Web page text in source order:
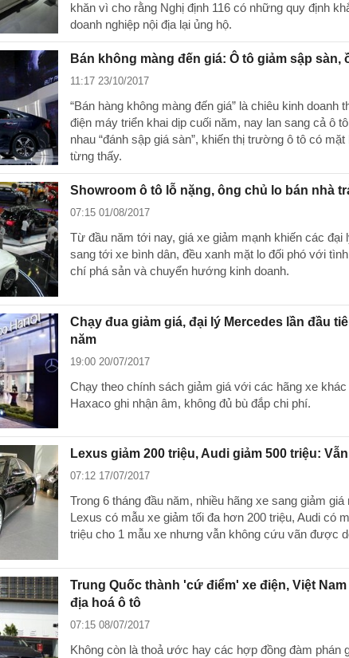
khăn vì cho rằng Nghị định 116 có những quy định
doanh nghiệp nội địa lại ủng hộ.
Bán không màng đến giá: Ô tô giảm sập sàn,
11:17 23/10/2017
“Bán hàng không màng đến giá” là chiêu kinh
điện máy triển khai dịp cuối năm, nay lan sang cả ô
nhau “đánh sập giá sàn”, khiến thị trường ô tô có
từng thấy.
Showroom ô tô lỗ nặng, ông chủ lo bán nhà
07:15 01/08/2017
Từ đầu năm tới nay, giá xe giảm mạnh khiến các đại
sang tới xe bình dân, đều xanh mặt lo đối phó với
chí phá sản và chuyển hướng kinh doanh.
Chạy đua giảm giá, đại lý Mercedes lần đầu
năm
19:00 20/07/2017
Chạy theo chính sách giảm giá với các hãng xe
Haxaco ghi nhận âm, không đủ bù đắp chi phí.
Lexus giảm 200 triệu, Audi giảm 500 triệu:
07:12 17/07/2017
Trong 6 tháng đầu năm, nhiều hãng xe sang giảm giá
Lexus có mẫu xe giảm tối đa hơn 200 triệu, Audi có
triệu cho 1 mẫu xe nhưng vẫn không cứu vãn được
Trung Quốc thành 'cứ điểm' xe điện, Việt
địa hoá ô tô
07:15 08/07/2017
Không còn là thoả ước hay các hợp đồng đàm phán